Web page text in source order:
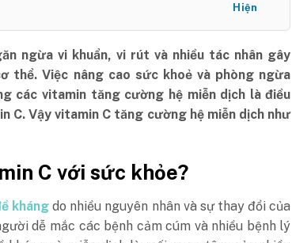
Hiện
ngừa vi khuẩn, vi rút và nhiều tác nhân gây
thể. Việc nâng cao sức khoẻ và phòng ngừa
các vitamin tăng cường hệ miễn dịch là điều
C. Vậy vitamin C tăng cường hệ miễn dịch như
C với sức khỏe?
khángdo nhiều nguyên nhân và sự thay đổi của
dễ mắc các bệnh cảm cúm và nhiều bệnh lý